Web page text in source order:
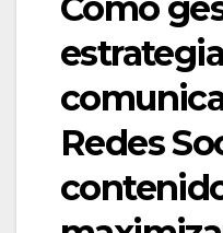
Como
estrategia
Redes